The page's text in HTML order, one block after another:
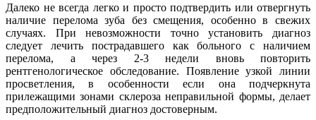
Далеко не всегда легко и просто подтвердить или отвергнуть
наличие перелома зуба без смещения, особенно в свежих
случаях. При невозможности точно установить диагноз
следует лечить пострадавшего как больного с наличием
перелома, а через 2-3 недели вновь повторить
рентгенологическое обследование. Появление узкой линии
просветления, в особенности если она подчеркнута
прилежащими зонами склероза неправильной формы, делает
предположительный диагноз достоверным.